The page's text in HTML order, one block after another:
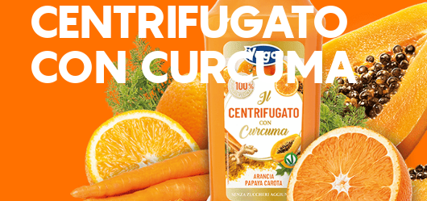
CENTRIFUGATO
CON CURCUMA